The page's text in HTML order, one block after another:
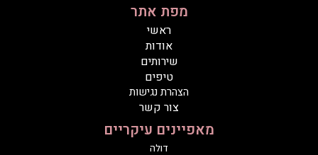
מפת אתר
ראשי
אודות
שירותים
טיפים
הצהרת נגישות
צור קשר
מאפיינים עיקריים
דולה